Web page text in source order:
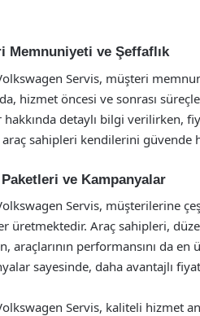
Memnuniyeti ve Şeffaflık
Servis, müşteri
hizmet öncesi ve sonrası
detaylı bilgi verilirken,
araç sahipleri kendilerini güvende
Paketleri ve Kampanyalar
Servis, müşterilerine
üretmektedir. Araç sahipleri,
araçlarının performansını da
sayesinde, daha avantajlı
Servis, kaliteli hizmet